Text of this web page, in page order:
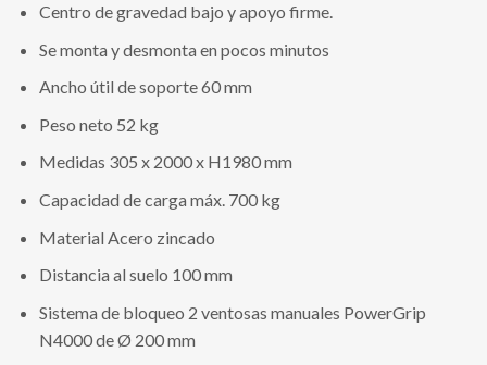
Centro de gravedad bajo y apoyo firme.
Se monta y desmonta en pocos minutos
Ancho útil de soporte 60 mm
Peso neto 52 kg
Medidas 305 x 2000 x H1980 mm
Capacidad de carga máx. 700 kg
Material Acero zincado
Distancia al suelo 100 mm
Sistema de bloqueo 2 ventosas manuales PowerGrip
N4000 de Ø 200 mm